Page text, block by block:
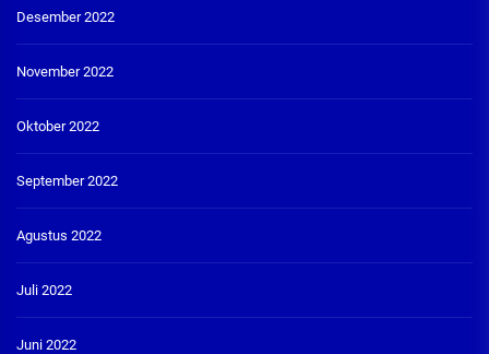
Desember 2022
November 2022
Oktober 2022
September 2022
Agustus 2022
Juli 2022
Juni 2022